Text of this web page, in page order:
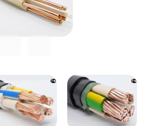
Кабели
изоляцией